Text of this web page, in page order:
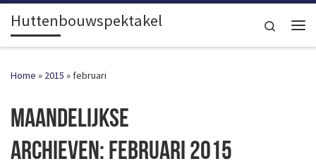
Ga naar inhoud
Huttenbouwspektakel
Search
Home » 2015 »februari
Maandelijkse
archieven: februari 2015